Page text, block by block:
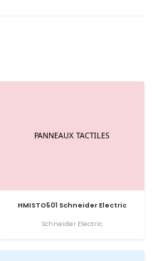
HMISTO501 Schneider Electric
Schneider Electric